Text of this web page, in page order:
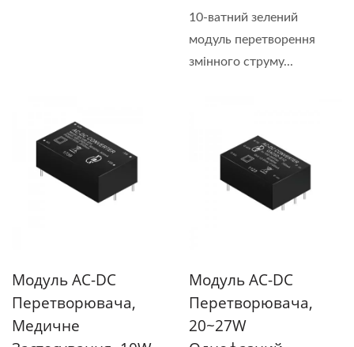
10-ватний зелений
модуль перетворення
змінного струму...
Модуль AC-DC
Перетворювача,
Медичне
Модуль AC-DC
Перетворювача,
20~27W